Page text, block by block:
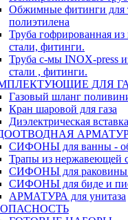
Обжимные фитинги для
полиэтилена
Труба гофрированная
стали, фитинги.
Труба с-мы INOX-press
стали , фитинги.
ДЛЯ
Газовый шланг
Кран шаровой для газа
Диэлектрическая
СИФОНЫ для ванны -
Трапы из нержавеющей
СИФОНЫ для раковины
СИФОНЫ для биде и
АРМАТУРА для унитаза